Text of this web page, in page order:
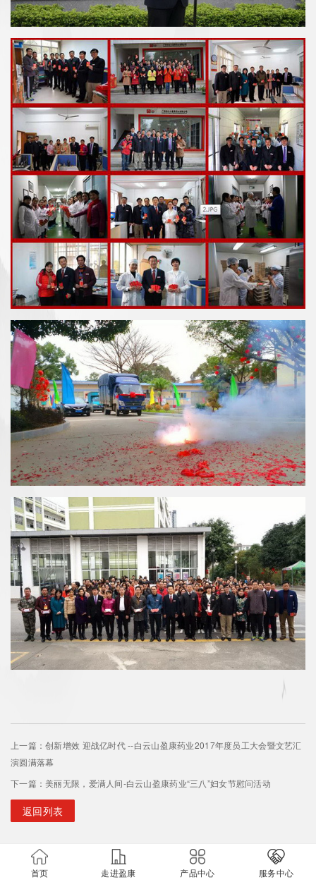
上一篇：创新增效 迎战亿时代 --白云山盈康药业2017年度员工大会暨文艺汇
演圆满落幕
下一篇：美丽无限，爱满人间-白云山盈康药业“三八”妇女节慰问活动
返回列表
首页 走进盈康 产品中心 服务中心